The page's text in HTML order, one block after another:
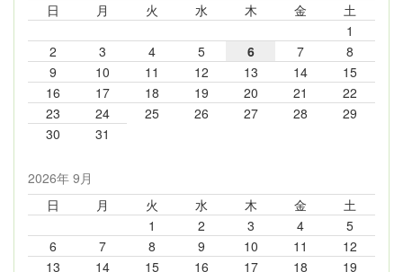
日
月 火 水 木 金
土
1
2
3 4 5 6 7
8
9
10 11 12 13 14
15
16
17 18 19 20 21
22
23
24 25 26 27 28
29
30
31
2026年 9月
日
月 火 水 木 金
土
1
2 3 4
5
6
7 8 9 10 11
12
13
14 15 16 17 18 19